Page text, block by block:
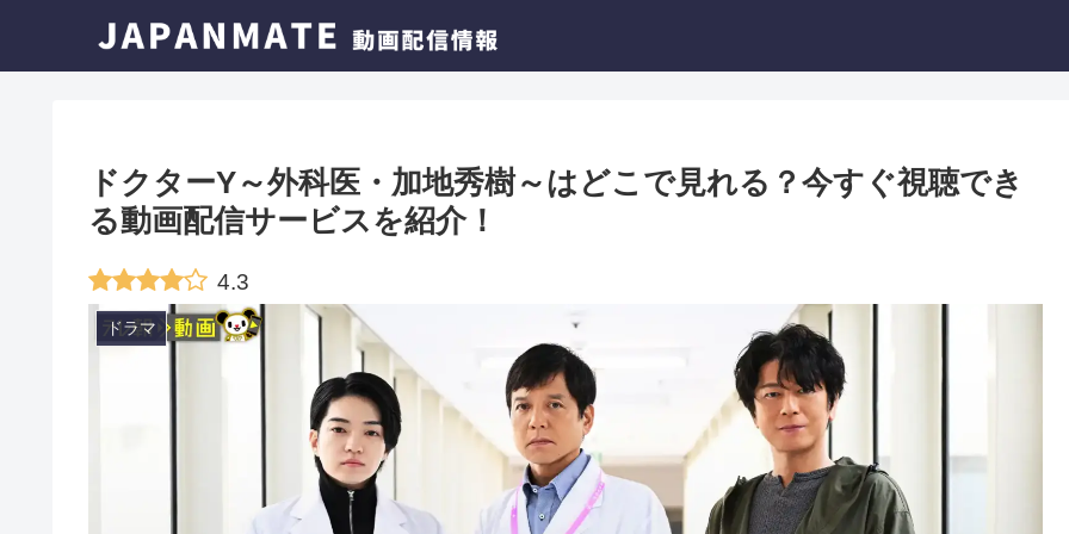
ドクターY～外科医・加地秀樹～はどこで見れる？今すぐ視聴でき
る動画配信サービスを紹介！
4.3
ドラマ